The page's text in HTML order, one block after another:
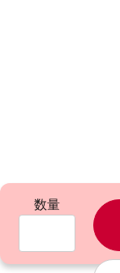
数量